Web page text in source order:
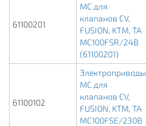
61100201
МС для
клапанов CV,
FUSION, KTM, TA
MC100FSR/24В
(61100201)
61100102
Электроприводы
МС для
клапанов CV,
FUSION, KTM, TA
MC100FSE/230В